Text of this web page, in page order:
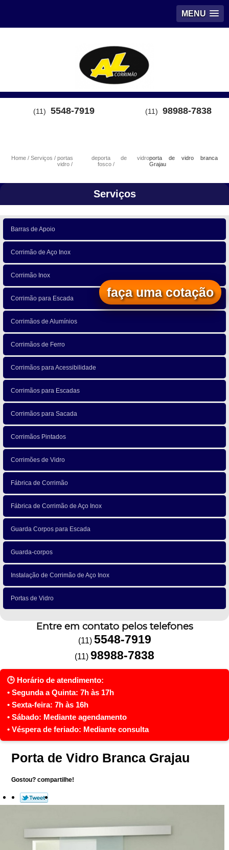
MENU
(11) 5548-7919 (11) 98988-7838
Home Serviços
portas de
vidro
porta de vidro
fosco
porta de vidro branca
Grajau
Serviços
Barras de Apoio
Corrimão de Aço Inox
Corrimão Inox
Corrimão para Escada
Corrimãos de Alumínios
Corrimãos de Ferro
Corrimãos para Acessibilidade
Corrimãos para Escadas
Corrimãos para Sacada
Corrimãos Pintados
Corrimões de Vidro
Fábrica de Corrimão
Fábrica de Corrimão de Aço Inox
Guarda Corpos para Escada
Guarda-corpos
Instalação de Corrimão de Aço Inox
Portas de Vidro
Entre em contato pelos telefones
(11) 5548-7919
(11) 98988-7838
Porta de Vidro Branca Grajau
Gostou? compartilhe!
faça uma cotação